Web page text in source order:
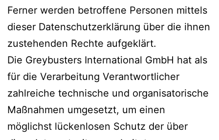
Ferner werden betroffene Personen mittels
dieser Datenschutzerklärung über die ihnen
zustehenden Rechte aufgeklärt.
Die Greybusters International GmbH hat als
für die Verarbeitung Verantwortlicher
zahlreiche technische und organisatorische
Maßnahmen umgesetzt, um einen
möglichst lückenlosen Schutz der über